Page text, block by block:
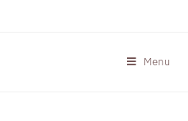
Menu